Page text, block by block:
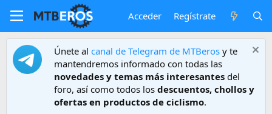
Acceder Regístrate
Únete al canal de Telegram de MTBeros y te
mantendremos informado con todas las
novedades y temas más interesantes del
foro, así como todos los descuentos, chollos y
ofertas en productos de ciclismo.